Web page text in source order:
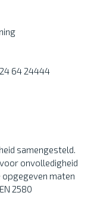
64 24444
samengesteld.
onvolledigheid
opgegeven maten
2580